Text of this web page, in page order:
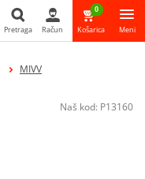
Pretraga Račun
0
Košarica Meni
MIVV
Naš kod: P13160